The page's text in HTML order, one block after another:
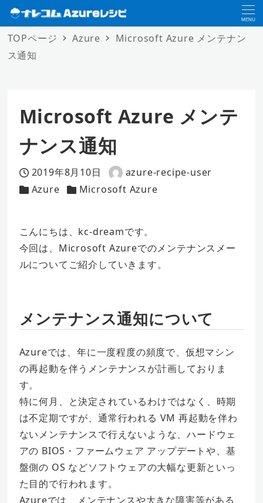
MENU
TOPページ Azure
Microsoft Azure メンテナン
ス通知
Microsoft Azure メンテ
ナンス通知
投稿日
2019年8月10日
著
者
azure-recipe-user
カテゴリー
Azure
カテゴリー
Microsoft Azure
こんにちは、kc-dreamです。
今回は、Microsoft Azureでのメンテナンスメー
ルについてご紹介していきます。
メンテナンス通知について
Azureでは、年に一度程度の頻度で、仮想マシン
の再起動を伴うメンテナンスが計画しておりま
す。
特に何月、と決定されているわけではなく、時期
は不定期ですが、通常行われる VM 再起動を伴わ
ないメンテナンスで行えないような、ハードウェ
アの BIOS・ファームウェア アップデートや、基
盤側の OS などソフトウェアの大幅な更新といっ
た目的で行われます。
Azureでは、メンテナンスや大きな障害等がある